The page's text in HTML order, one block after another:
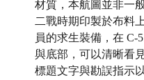
材質，本航圖並非一
二戰時期印製於布料
員的求生裝備，在 C-
與底部，可以清晰看
標題文字與勘誤指示